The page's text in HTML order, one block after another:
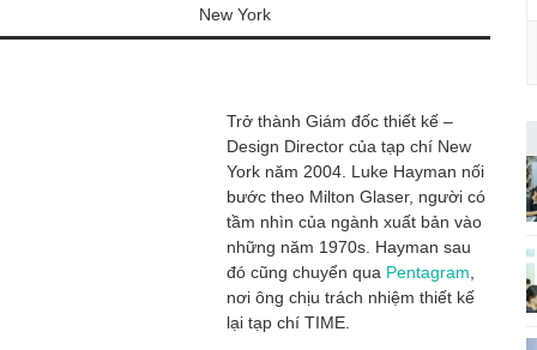
New York
Trở thành Giám đốc thiết kế –
Design Director của tạp chí New
York năm 2004. Luke Hayman nối
bước theo Milton Glaser, người có
tầm nhìn của ngành xuất bản vào
những năm 1970s. Hayman sau
đó cũng chuyển qua Pentagram
nơi ông chịu trách nhiệm thiết kế
lại tạp chí TIME.